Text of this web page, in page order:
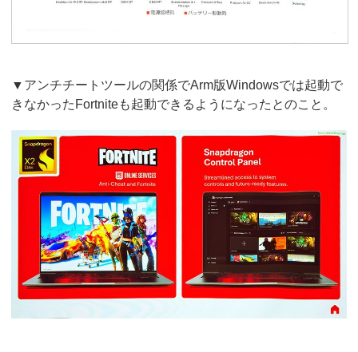
▼アンチチートツールの関係でArm版Windowsでは起動で
きなかったFortniteも起動できるようになったとのこと。